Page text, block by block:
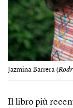
Jazmina Barrera (
Il libro più